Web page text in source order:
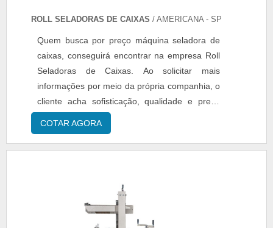
ROLL SELADORAS DE CAIXAS / AMERICANA - SP
Quem busca por preço máquina seladora de
caixas, conseguirá encontrar na empresa Roll
Seladoras de Caixas. Ao solicitar mais
informações por meio da própria companhia, o
cliente acha sofisticação, qualidade e preço
justo em um só lugar.Quando a questão é
preço máquina seladora de caixas, com a
final.ALGUNS DETALHES SOBRE PREÇO ...
COTAR AGORA